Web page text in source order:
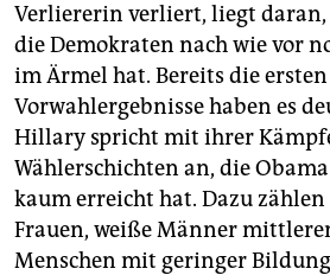
Verliererin verliert, liegt
die Demokraten nach wie vor
im Ärmel hat. Bereits die ersten
Vorwahlergebnisse haben es
Hillary spricht mit ihrer
Wählerschichten an, die
kaum erreicht hat. Dazu
Frauen, weiße Männer
Menschen mit geringer